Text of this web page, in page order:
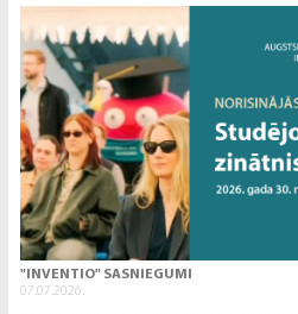
"INVENTIO" SASNIEGUMI
07.07.2026.